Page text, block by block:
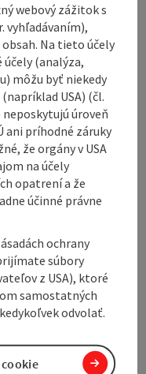
and fresh
at the
...
webový zážitok s
vyhľadávaním),
Na tieto účely
účely (analýza,
môžu byť niekedy
USA) (čl.
neposkytujú úroveň
ani príhodné záruky
že orgány v USA
na účely
opatrení a že
účinné právne
ochrany
súbory
z USA), ktoré
samostatných
odvolať.